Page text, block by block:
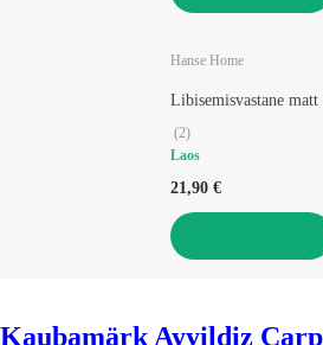
Hanse Home
Libisemisvastane
(2)
Laos
21,90 €
Kaubamärk Ayyildiz